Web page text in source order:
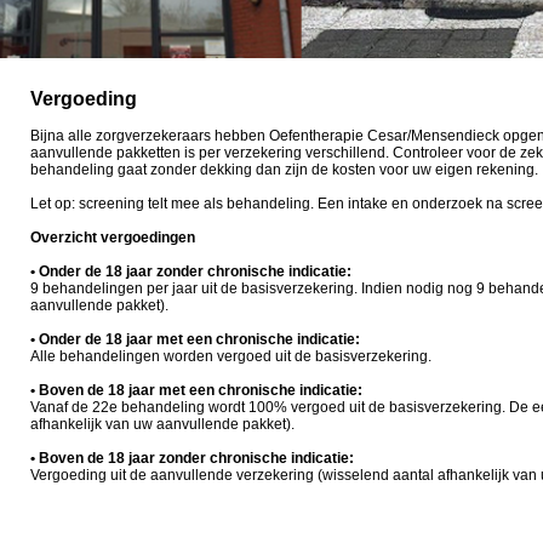
Vergoeding
Bijna alle zorgverzekeraars hebben Oefentherapie Cesar/Mensendieck
aanvullende pakketten is per verzekering verschillend. Controleer voor de
behandeling gaat zonder dekking dan zijn de kosten voor uw eigen rekening.
Let op: screening telt mee als behandeling. Een intake en onderzoek na
Overzicht vergoedingen
• Onder de 18 jaar zonder chronische indicatie:
9 behandelingen per jaar uit de basisverzekering. Indien nodig nog 9
aanvullende pakket).
• Onder de 18 jaar met een chronische indicatie:
Alle behandelingen worden vergoed uit de basisverzekering.
• Boven de 18 jaar met een chronische indicatie:
Vanaf de 22e behandeling wordt 100% vergoed uit de basisverzekering.
afhankelijk van uw aanvullende pakket).
• Boven de 18 jaar zonder chronische indicatie:
Vergoeding uit de aanvullende verzekering (wisselend aantal afhankelijk van